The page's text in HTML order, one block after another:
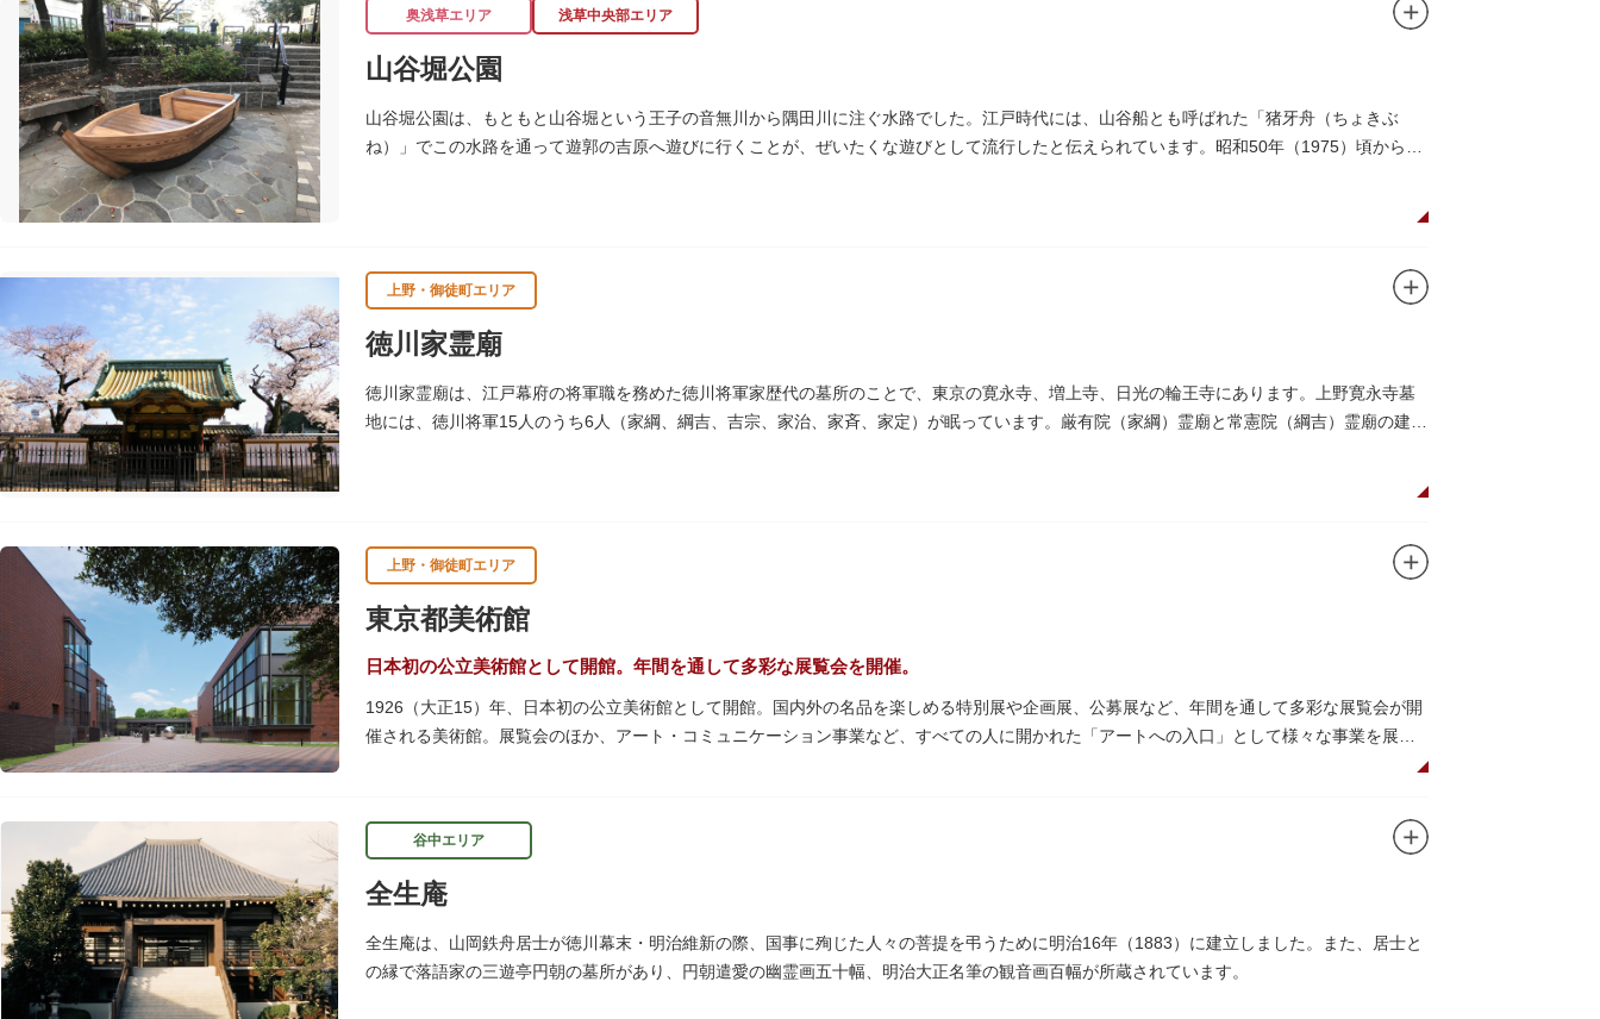
奥浅草エリア 浅草中央部エリア
山谷堀公園
山谷堀公園は、もともと山谷堀という王子の音無川から隅田川に注ぐ水路でした。江戸時代には、山谷船とも呼ばれた「猪牙舟（ちょきぶ
ね）」でこの水路を通って遊郭の吉原へ遊びに行くことが、ぜいたくな遊びとして流行したと伝えられています。昭和50年（1975）頃から山
上野・御徒町エリア
徳川家霊廟
徳川家霊廟は、江戸幕府の将軍職を務めた徳川将軍家歴代の墓所のことで、東京の寛永寺、増上寺、日光の輪王寺にあります。上野寛永寺墓
地には、徳川将軍15人のうち6人（家綱、綱吉、吉宗、家治、家斉、家定）が眠っています。厳有院（家綱）霊廟と常憲院（綱吉）霊廟の建築
上野・御徒町エリア
東京都美術館
日本初の公立美術館として開館。年間を通して多彩な展覧会を開催。
1926（大正15）年、日本初の公立美術館として開館。国内外の名品を楽しめる特別展や企画展、公募展など、年間を通して多彩な展覧会が開
催される美術館。展覧会のほか、アート・コミュニケーション事業など、すべての人に開かれた「アートへの入口」として様々な事業を展開
レストランやミュージアムショップも充実。開放的なガラス張りのレストランからは、美術館のプロムナードや四季折々の公園の景色を眺め
ることができます。入館は無料で、レストランやミュージアムショップのみの利用も可能です（観覧料は展覧会によって異なります。展覧会
のスケジュールや観覧料等の詳細は公式サイトをご確認ください）。
専門のスタッフに子供を預け、ゆっくりと展覧会鑑賞を楽しめる託児サービス「パパママデー（事前予約制）」や、個室スペースのある授乳
室、ミルク用のお湯のサービスもあるのでファミリーにもおすすめです。
谷中エリア
全生庵
全生庵は、山岡鉄舟居士が徳川幕末・明治維新の際、国事に殉じた人々の菩提を弔うために明治16年（1883）に建立しました。また、居士と
の縁で落語家の三遊亭円朝の墓所があり、円朝遣愛の幽霊画五十幅、明治大正名筆の観音画百幅が所蔵されています。